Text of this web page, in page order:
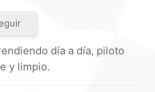
día a día, piloto
y limpio.